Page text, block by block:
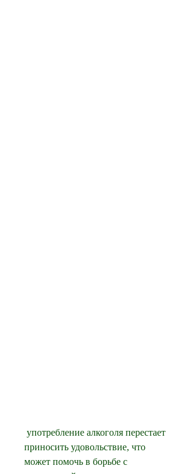
приносить удовольствие, что
может помочь в борьбе с